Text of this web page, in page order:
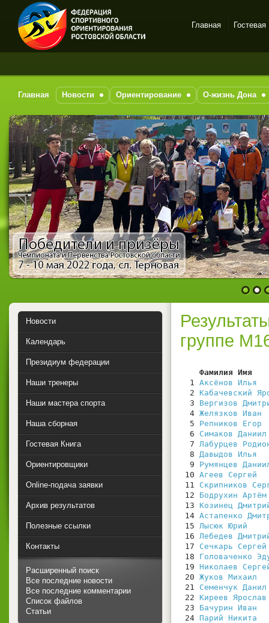
Спортивное
на-Дону
Главная Гостевая
Главная Новости Ориентирование О-жизнь Дона
1 2
группе
  1
Аксёнов Илья
  2
Кабачевский
  3
Вергизов
  4
Желязков Иван
  5
Репников Егор
  6
Симаков Даниил
  7
Лабурцев
  8
Давыдов Илья
  9
Румянцев
10 Агеев Сергей
11 Скрипников
12 Бодрухин Артём
13 Козинец
14 Астапенко
15 Лысюк Юрий
16 Лебедев
17 Сечкарь Сергей
18 Головаченко
19 Николаев
20 Жуков Михаил
21 Семенчук Данил
22 Киреев Ярослав
23 Бачурин Иван
24 Парий Никита
Новости
Календарь
Президиум федерации
Наши тренеры
Наши мастера спорта
Наша сборная
Гостевая Книга
Ориентировщики
Online-подача заявки
Архив результатов
Полезные ссылки
Контакты
Расширенный поиск
Все последние новости
Все последние комментарии
Список файлов
Статьи